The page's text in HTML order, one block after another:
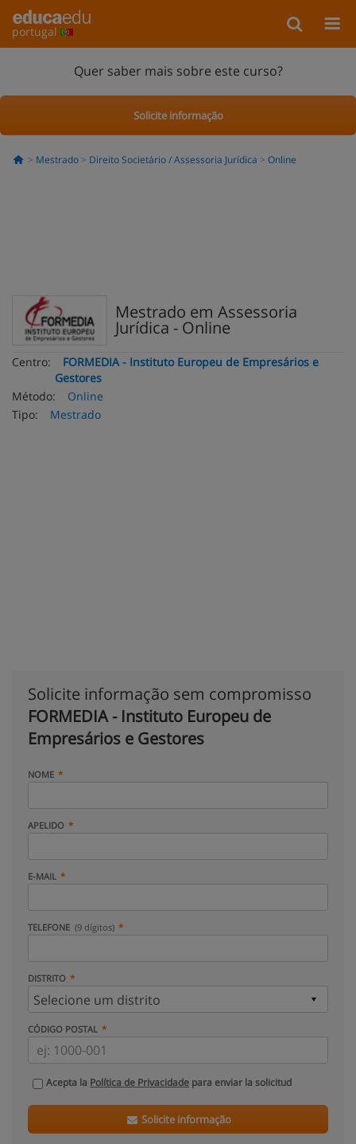
portugal
Quer saber mais sobre este curso?
Solicite informação
Mestrado Direito Societário / Assessoria Jurídica Online
Mestrado em Assessoria
Jurídica - Online
Centro:
FORMEDIA - Instituto Europeu de Empresários e
Gestores
Método:
Online
Tipo:
Mestrado
Solicite informação sem compromisso
FORMEDIA - Instituto Europeu de
Empresários e Gestores
NOME
APELIDO
E-MAIL
TELEFONE (9 dígitos)
DISTRITO
CÓDIGO POSTAL
Acepta la Política de Privacidade para enviar la solicitud
Solicite informação